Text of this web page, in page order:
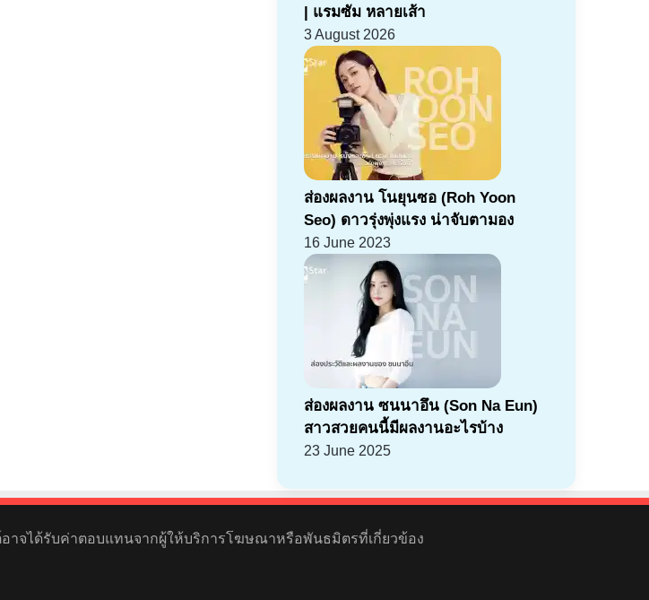
| แรมซัม หลายเส้า
3 August 2026
ส่องผลงาน โนยุนซอ (Roh Yoon
Seo) ดาวรุ่งพุ่งแรง น่าจับตามอง
16 June 2023
ส่องผลงาน ซนนาอึน (Son Na Eun)
สาวสวยคนนี้มีผลงานอะไรบ้าง
23 June 2025
าจได้รับค่าตอบแทนจากผู้ให้บริการโฆษณาหรือพันธมิตรที่เกี่ยวข้อง